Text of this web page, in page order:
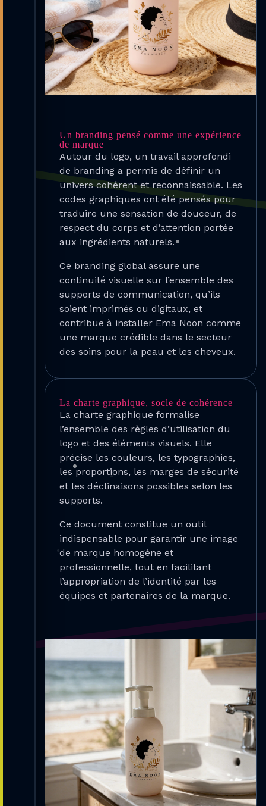
Un branding pensé comme une expérience
de marque
Autour du logo, un travail approfondi
de branding a permis de définir un
univers cohérent et reconnaissable. Les
codes graphiques ont été pensés pour
traduire une sensation de douceur, de
respect du corps et d’attention portée
aux ingrédients naturels.
Ce branding global assure une
continuité visuelle sur l’ensemble des
supports de communication, qu’ils
soient imprimés ou digitaux, et
contribue à installer Ema Noon comme
une marque crédible dans le secteur
des soins pour la peau et les cheveux.
La charte graphique, socle de cohérence
La charte graphique formalise
l’ensemble des règles d’utilisation du
logo et des éléments visuels. Elle
précise les couleurs, les typographies,
les proportions, les marges de sécurité
et les déclinaisons possibles selon les
supports.
Ce document constitue un outil
indispensable pour garantir une image
de marque homogène et
professionnelle, tout en facilitant
l’appropriation de l’identité par les
équipes et partenaires de la marque.